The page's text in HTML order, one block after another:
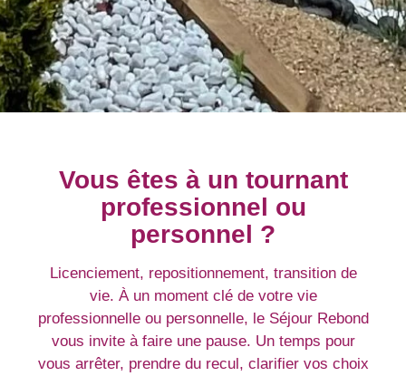
Vous êtes à un tournant
professionnel ou
personnel ?
Licenciement, repositionnement, transition de
vie. À un moment clé de votre vie
professionnelle ou personnelle, le Séjour Rebond
vous invite à faire une pause. Un temps pour
vous arrêter, prendre du recul, clarifier vos choix